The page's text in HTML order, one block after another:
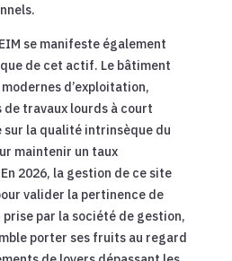
se manifeste également
de cet actif. Le bâtiment
d’exploitation,
travaux lourds à court
la qualité intrinsèque du
maintenir un taux
2026, la gestion de ce site
valider la pertinence de
par la société de gestion,
porter ses fruits au regard